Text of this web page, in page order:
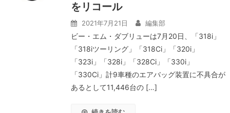
をリコール
2021年7月21日 編集部
ビー・エム・ダブリューは7月20日、「318i」
「318iツーリング」「318Ci」「320i」
「323i」「328i」「328Ci」「330i」
「330Ci」計9車種のエアバッグ装置に不具合が
あるとして11,446台の […]